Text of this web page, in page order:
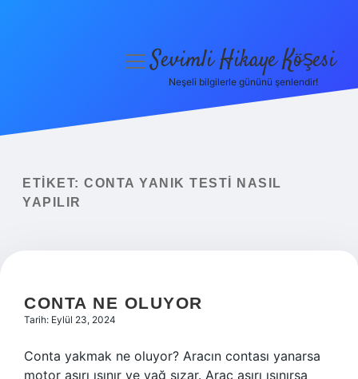
Yasal Uyarı
menüyüSevimli Hikaye Köşesi
Neşeli bilgilerle gününü şenlendir!
ETIKET: CONTA YANIK TESTI NASIL
YAPILIR
CONTA NE OLUYOR
Tarih: Eylül 23, 2024
Conta yakmak ne oluyor? Aracın contası yanarsa
motor aşırı ısınır ve yağ sızar. Araç aşırı ısınırsa